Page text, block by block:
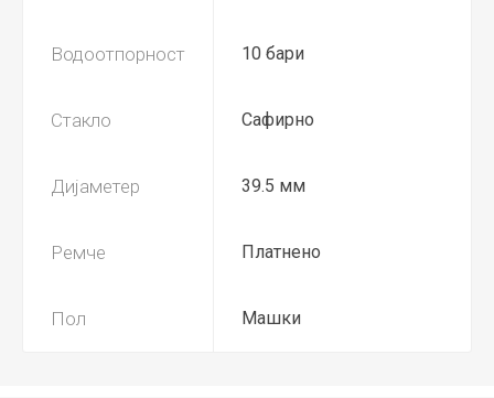
Водоотпорност 10 бари
Стакло Сафирно
Дијаметер 39.5 мм
Ремче Платнено
Пол Машки